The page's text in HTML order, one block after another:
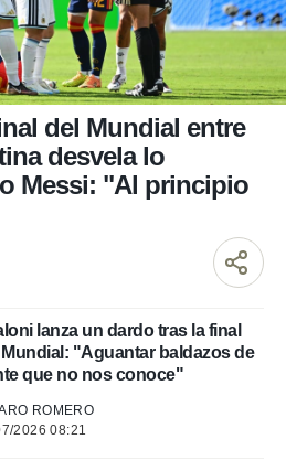
del Mundial entre
desvela lo
Messi: "Al principio
lanza un dardo tras la final
"Aguantar baldazos de
que no nos conoce"
ROMERO
2026 08:21